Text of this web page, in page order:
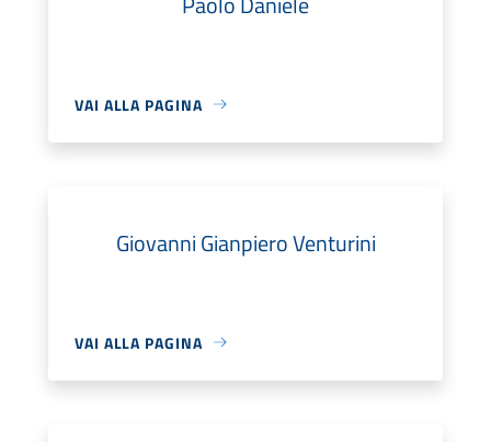
VAI ALLA PAGINA
Giovanni Gianpiero Venturini
VAI ALLA PAGINA